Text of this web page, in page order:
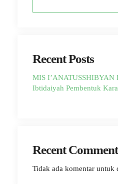
Recent Posts
MIS I’ANATUSSHIBYAN
Ibtidaiyah Pembentuk
Recent
Tidak ada komentar untuk